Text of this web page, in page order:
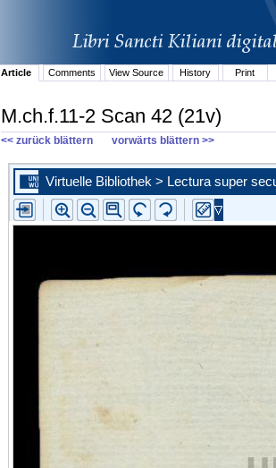
Article
Comments View Source History Print
M.ch.f.11-2 Scan 42 (21v)
<< zurück blättern vorwärts blättern >>